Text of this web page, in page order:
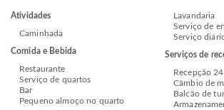
Atividades
Caminhada
Comida e Bebida
Restaurante
Serviço de quartos
Bar
Pequeno almoço no quarto
Lavandaria
Serviço de
Serviço
Serviços de
Recepção
Câmbio de
Balcão de